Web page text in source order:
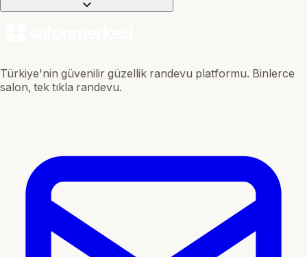
Türkiye'nin güvenilir güzellik randevu platformu. Binlerce
salon, tek tıkla randevu.